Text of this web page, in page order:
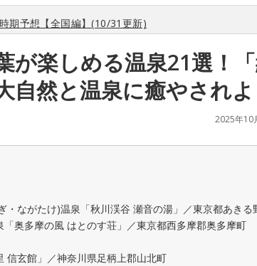
期予想【全国編】(10/31更新)
が楽しめる温泉21選！
自然と温泉に癒やされよ
2025年10
・ながたけ)温泉「秋川渓谷 瀬音の湯」／東京都あきる
奥多摩の風 はとのす荘」／東京都西多摩郡奥多摩町
信玄館」／神奈川県足柄上郡山北町